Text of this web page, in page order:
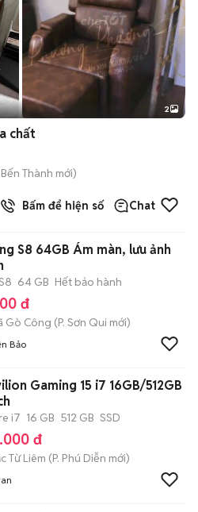
2
chất
Bến Thành mới)
Bấm để hiện số Chat
S8 64GB Ám màn, lưu ảnh
64 GB Hết bảo hành
đ
Gò Công (P. Sơn Qui mới)
Bảo
Gaming 15 i7 16GB/512GB
i7 16 GB 512 GB SSD
đ
Từ Liêm (P. Phú Diễn mới)